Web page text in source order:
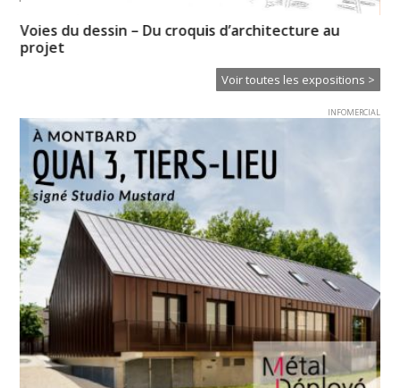
Voies du dessin – Du croquis d’architecture au
projet
Voir toutes les expositions >
INFOMERCIAL